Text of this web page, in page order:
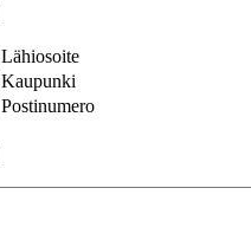
Lähiosoite
Kaupunki
Postinumero